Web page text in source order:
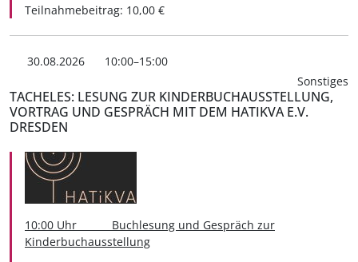
Teilnahmebeitrag: 10,00 €
30.08.2026
10:00–15:00
Sonstiges
TACHELES: LESUNG ZUR KINDERBUCHAUSSTELLUNG,
VORTRAG UND GESPRÄCH MIT DEM HATIKVA E.V.
DRESDEN
10:00 Uhr Buchlesung und Gespräch zur
Kinderbuchausstellung